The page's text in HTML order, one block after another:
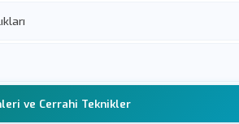
ve Cerrahi Teknikler